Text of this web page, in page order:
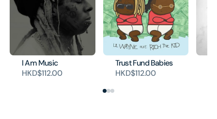
I Am Music
HKD$112.00
Trust Fund Babies
HKD$112.00